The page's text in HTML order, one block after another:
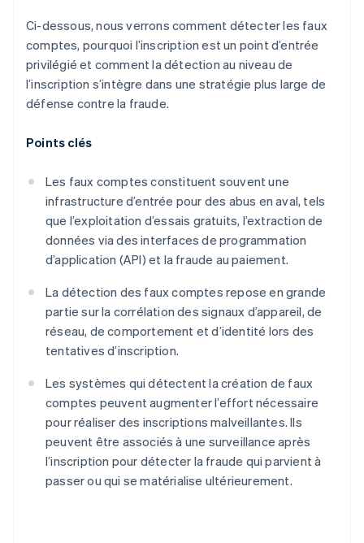
Ci-dessous, nous verrons comment détecter les faux
comptes, pourquoi l’inscription est un point d’entrée
privilégié et comment la détection au niveau de
l’inscription s’intègre dans une stratégie plus large de
défense contre la fraude.
Points clés
Les faux comptes constituent souvent une
infrastructure d’entrée pour des abus en aval, tels
que l’exploitation d’essais gratuits, l’extraction de
données via des interfaces de programmation
d’application (API) et la fraude au paiement.
La détection des faux comptes repose en grande
partie sur la corrélation des signaux d’appareil, de
réseau, de comportement et d’identité lors des
tentatives d’inscription.
Les systèmes qui détectent la création de faux
comptes peuvent augmenter l’effort nécessaire
pour réaliser des inscriptions malveillantes. Ils
peuvent être associés à une surveillance après
l’inscription pour détecter la fraude qui parvient à
passer ou qui se matérialise ultérieurement.